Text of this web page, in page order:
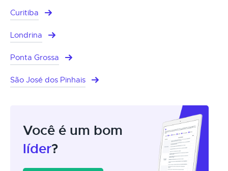
Curitiba
Londrina
Ponta Grossa
São José dos Pinhais
Você é um bom
líder?